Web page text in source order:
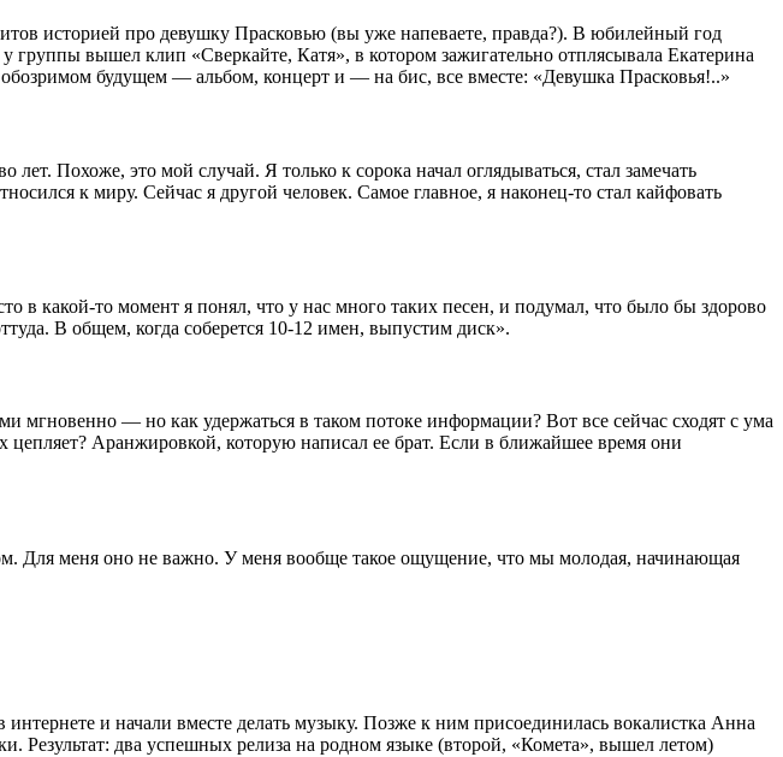
историей про девушку Прасковью (вы уже напеваете, правда?). В юбилейный год
вышел клип «Сверкайте, Катя», в котором зажигательно отплясывала Екатерина
будущем — альбом, концерт и — на бис, все вместе: «Девушка Прасковья!..»
Похоже, это мой случай. Я только к сорока начал оглядываться, стал замечать
к миру. Сейчас я другой человек. Самое главное, я наконец-то стал кайфовать
в какой-то момент я понял, что у нас много таких песен, и подумал, что было бы здорово
В общем, когда соберется 10‑12 имен, выпустим диск».
— но как удержаться в таком потоке информации? Вот все сейчас сходят с ума
Аранжировкой, которую написал ее брат. Если в ближайшее время они
Для меня оно не важно. У меня вообще такое ощущение, что мы молодая, начинающая
и начали вместе делать музыку. Позже к ним присоединилась вокалистка Анна
Результат: два успешных релиза на родном языке (второй, «Комета», вышел летом)